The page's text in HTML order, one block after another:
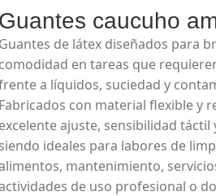
Guantes caucuho
Guantes de látex diseñados para
comodidad en tareas que
a líquidos, suciedad y
Fabricados con material flexible y
excelente ajuste, sensibilidad
siendo ideales para labores de
mantenimiento,
de uso profesional o